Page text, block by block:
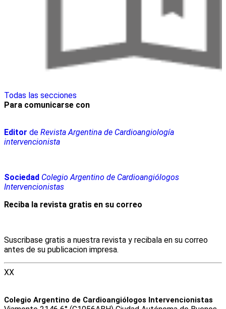
Todas las secciones
Para comunicarse con
Editor de Revista Argentina de Cardioangiología
intervencionista
Sociedad Colegio Argentino de Cardioangiólogos
Intervencionistas
Reciba la revista gratis en su correo
Suscribase gratis a nuestra revista y recibala en su correo
antes de su publicacion impresa.
XX
Colegio Argentino de Cardioangiólogos Intervencionistas